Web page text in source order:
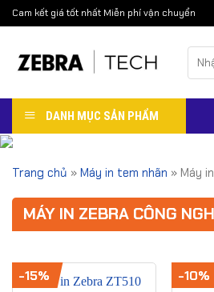
Skip
to
Cam kết giá tốt nhất Miễn phí vận chuyển
kiếm:
DANH MỤC SẢN PHẨM
Trang chủ » Máy in tem nhãn » Máy
MÁY IN ZEBRA CÔNG
-15% -10%